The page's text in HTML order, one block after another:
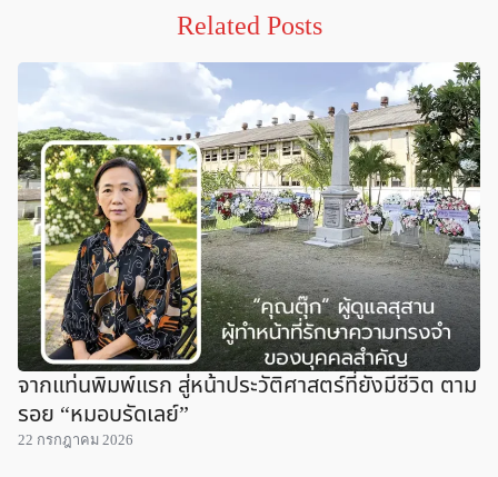
Related Posts
จากแท่นพิมพ์แรก สู่หน้าประวัติศาสตร์ที่ยังมีชีวิต ตาม
รอย “หมอบรัดเลย์”
22 กรกฎาคม 2026